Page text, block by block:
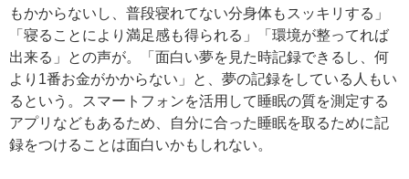
もかからないし、普段寝れてない分身体もスッキリする」
「寝ることにより満足感も得られる」「環境が整ってれば
出来る」との声が。「面白い夢を見た時記録できるし、何
より1番お金がかからない」と、夢の記録をしている人もい
るという。スマートフォンを活用して睡眠の質を測定する
アプリなどもあるため、自分に合った睡眠を取るために記
録をつけることは面白いかもしれない。